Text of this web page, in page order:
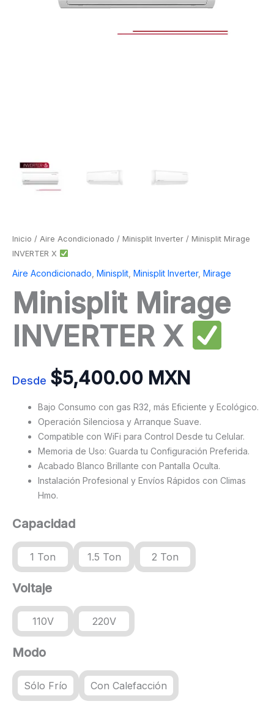
Inicio / Aire Acondicionado / Minisplit Inverter / Minisplit Mirage
INVERTER X
Aire Acondicionado Minisplit Minisplit Inverter, Mirage
Minisplit Mirage
INVERTER X
Desde $5,400.00 MXN
Bajo Consumo con gas R32, más Eficiente y Ecológico.
Operación Silenciosa y Arranque Suave.
Compatible con WiFi para Control Desde tu Celular.
Memoria de Uso: Guarda tu Configuración Preferida.
Acabado Blanco Brillante con Pantalla Oculta.
Instalación Profesional y Envíos Rápidos con Climas
Hmo.
Capacidad
1 Ton 1.5 Ton 2 Ton
Voltaje
110V 220V
Modo
Sólo Frío Con Calefacción